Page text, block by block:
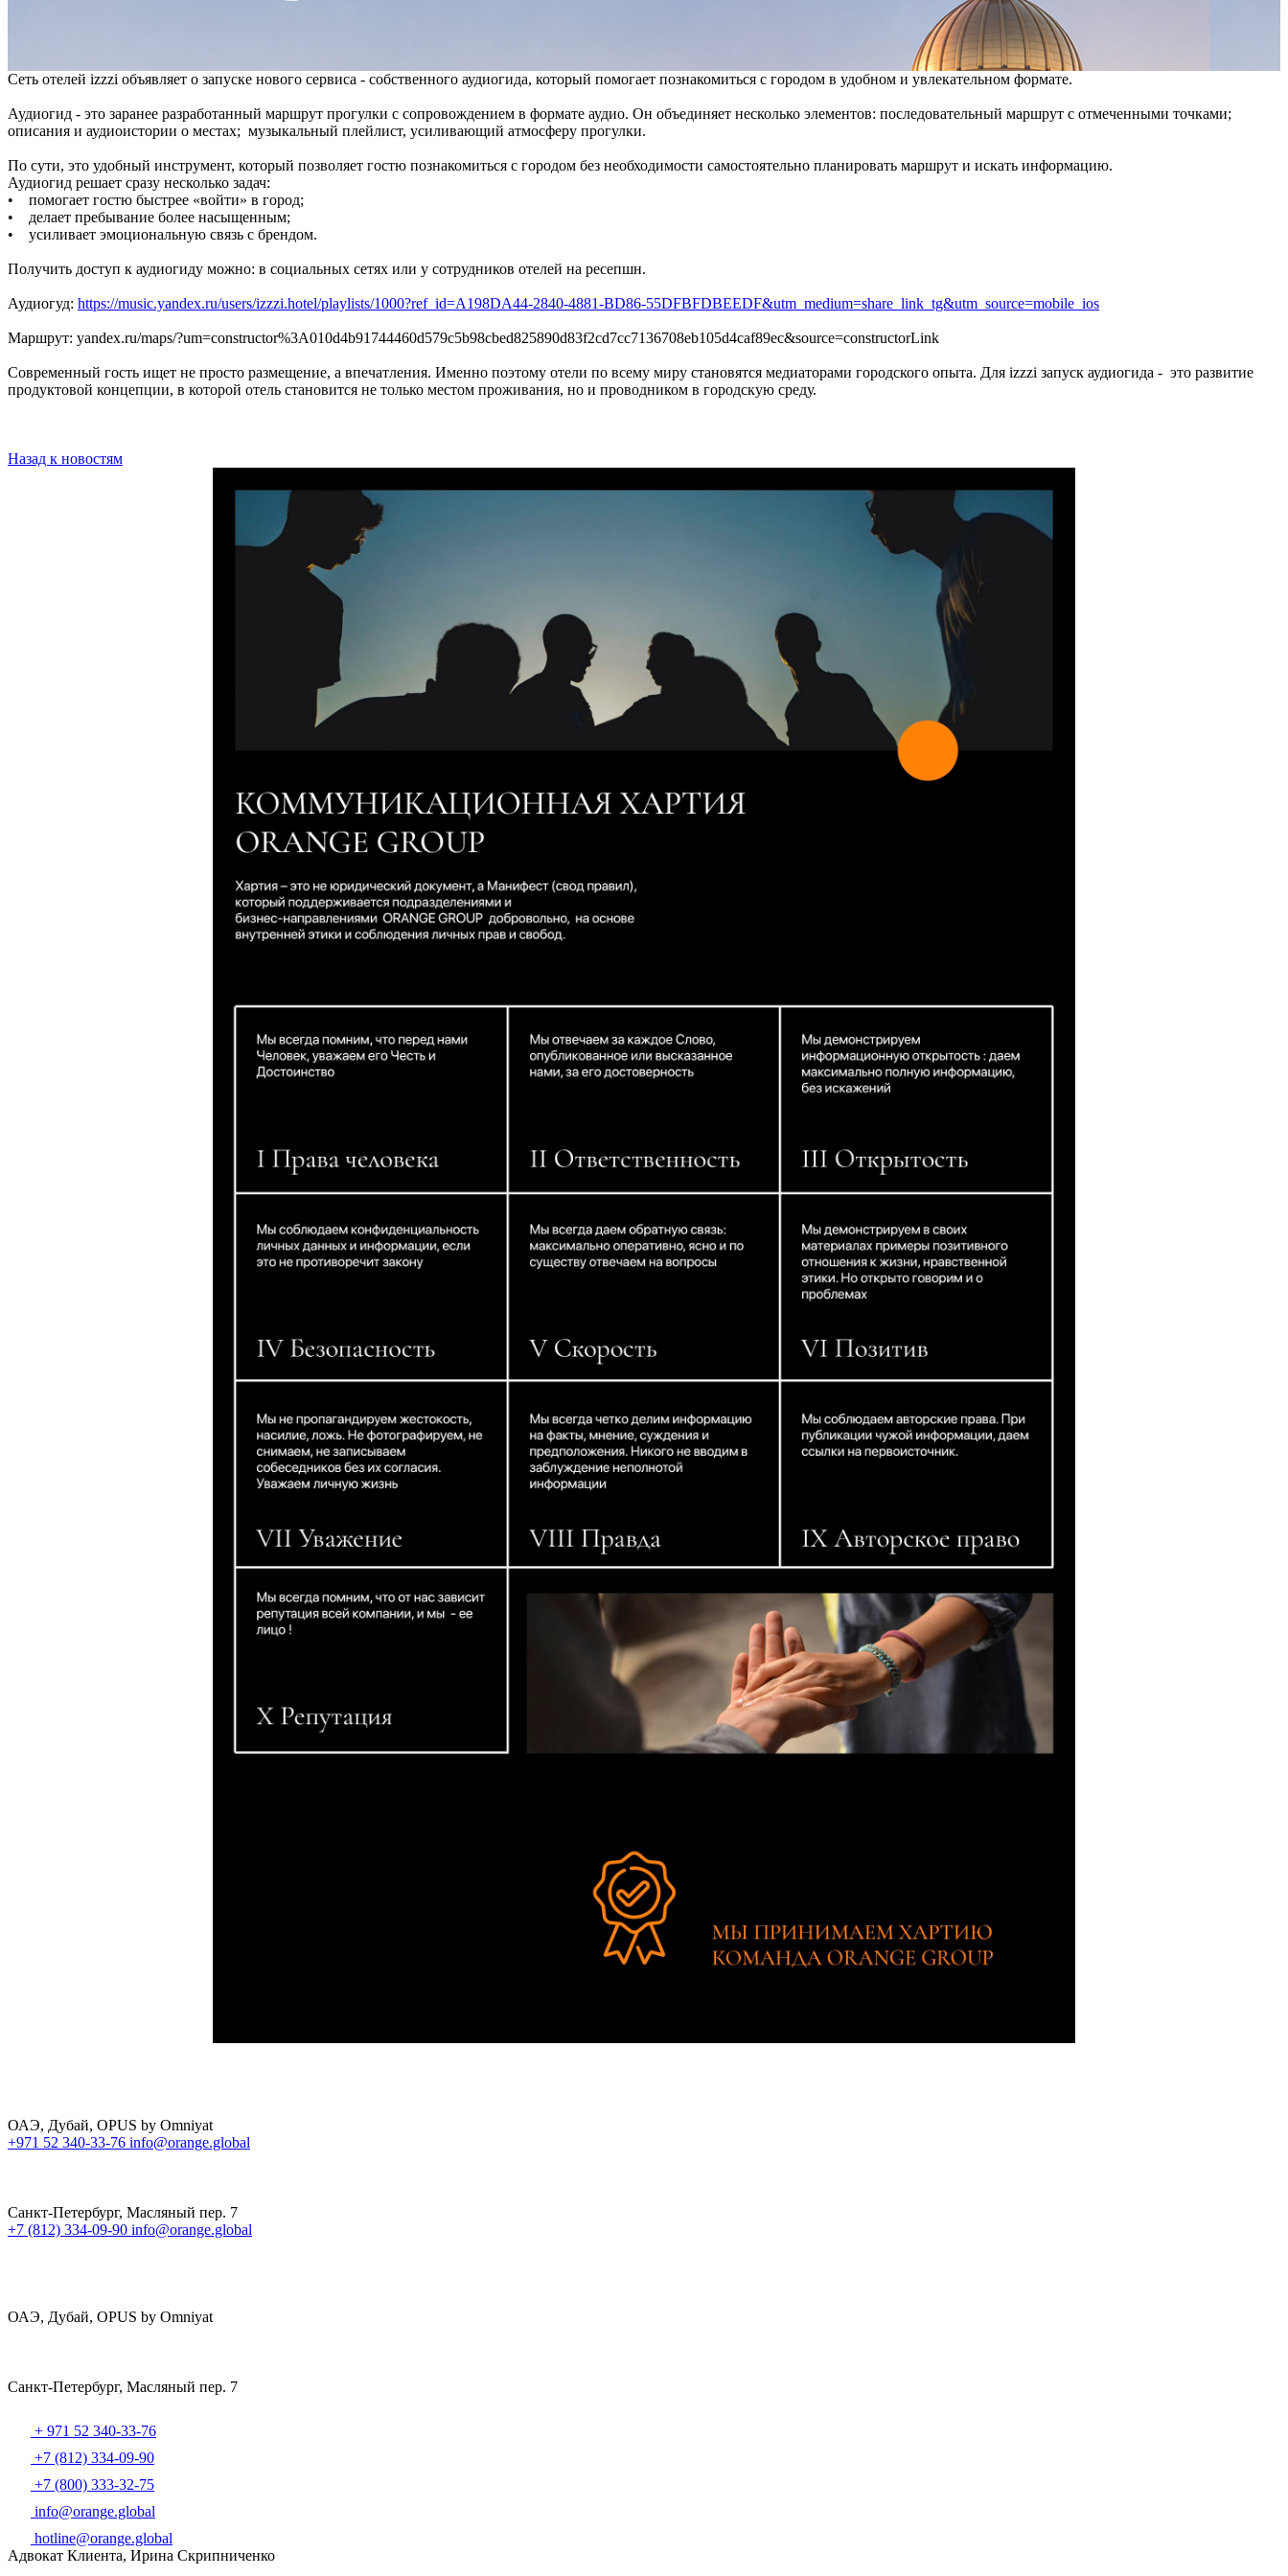
Сеть отелей izzzi объявляет о запуске нового сервиса - собственного аудиогида, который помогает познакомиться с городом в удобном и увлекательном формате.
Аудиогид - это заранее разработанный маршрут прогулки с сопровождением в формате аудио. Он объединяет несколько элементов: последовательный маршрут с отмеченными точками;
описания и аудиоистории о местах; музыкальный плейлист, усиливающий атмосферу прогулки.
По сути, это удобный инструмент, который позволяет гостю познакомиться с городом без необходимости самостоятельно планировать маршрут и искать информацию.
Аудиогид решает сразу несколько задач:
• помогает гостю быстрее «войти» в город;
• делает пребывание более насыщенным;
• усиливает эмоциональную связь с брендом.
Получить доступ к аудиогиду можно: в социальных сетях или у сотрудников отелей на ресепшн.
Аудиогуд: https://music.yandex.ru/users/izzzi.hotel/playlists/1000?ref_id=A198DA44-2840-4881-BD86-55DFBFDBEEDF&utm_medium=share_link_tg&utm_source=mobile_ios
Маршрут: yandex.ru/maps/?um=constructor%3A010d4b91744460d579c5b98cbed825890d83f2cd7cc7136708eb105d4caf89ec&source=constructorLink
Современный гость ищет не просто размещение, а впечатления. Именно поэтому отели по всему миру становятся медиаторами городского опыта. Для izzzi запуск аудиогида - это развитие
продуктовой концепции, в которой отель становится не только местом проживания, но и проводником в городскую среду.
Назад к новостям
ОАЭ, Дубай, OPUS by Omniyat
+971 52 340-33-76 info@orange.global
Санкт-Петербург, Масляный пер. 7
+7 (812) 334-09-90 info@orange.global
ОАЭ, Дубай, OPUS by Omniyat
Санкт-Петербург, Масляный пер. 7
+ 971 52 340-33-76
+7 (812) 334-09-90
+7 (800) 333-32-75
info@orange.global
hotline@orange.global
Адвокат Клиента, Ирина Скрипниченко